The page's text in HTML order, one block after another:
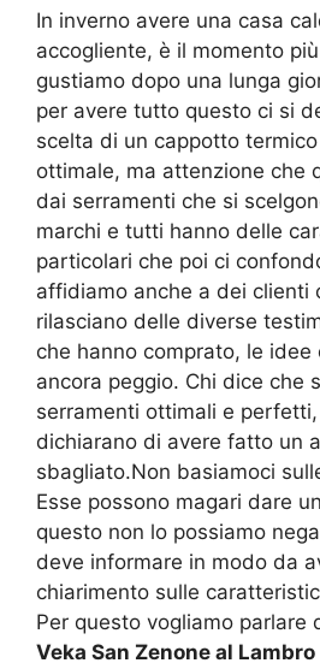
In inverno avere una casa
accogliente, è il momento
gustiamo dopo una lunga
per avere tutto questo ci si
scelta di un cappotto
ottimale, ma attenzione che
dai serramenti che si
marchi e tutti hanno delle
particolari che poi ci
affidiamo anche a dei clienti
rilasciano delle diverse
che hanno comprato, le
ancora peggio. Chi dice che
serramenti ottimali e
dichiarano di avere fatto un
sbagliato.Non basiamoci
Esse possono magari dare
questo non lo possiamo
deve informare in modo da
chiarimento sulle
Per questo vogliamo parlare
Veka San Zenone al Lambro